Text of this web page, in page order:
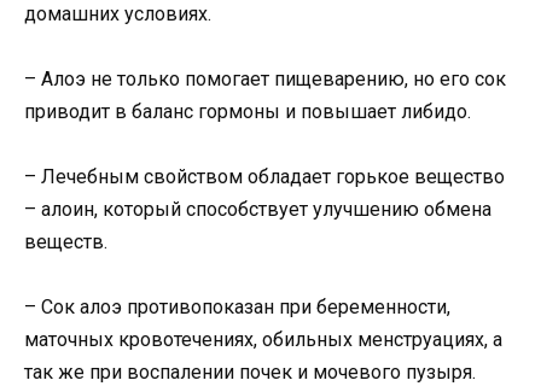
домашних условиях.
– Алоэ не только помогает пищеварению, но его сок
приводит в баланс гормоны и повышает либидо.
– Лечебным свойством обладает горькое вещество
– алоин, который способствует улучшению обмена
веществ.
– Сок алоэ противопоказан при беременности,
маточных кровотечениях, обильных менструациях, а
так же при воспалении почек и мочевого пузыря.